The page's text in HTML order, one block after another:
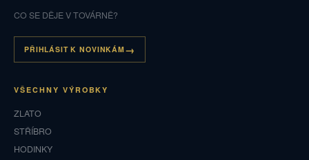
CO SE DĚJE V TOVÁRNĚ?
PŘIHLÁSIT K NOVINKÁM
VŠECHNY VÝROBKY
ZLATO
STŘÍBRO
HODINKY